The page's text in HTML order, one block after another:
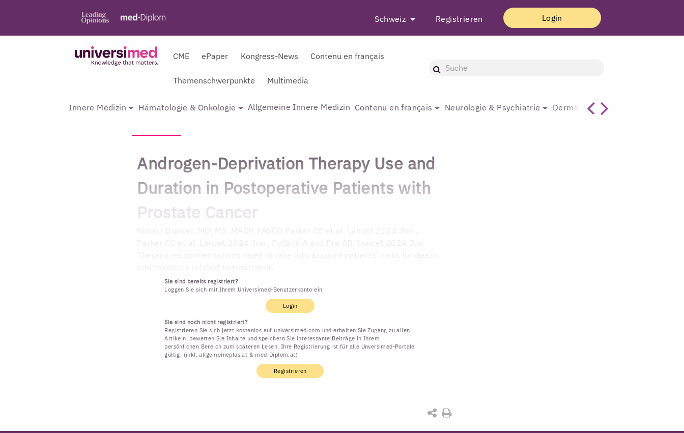
Schweiz Registrieren Login
CME ePaper Kongress-News Contenu en français
Themenschwerpunkte Multimedia
Innere Medizin Hämatologie & Onkologie Allgemeine Innere Medizin Contenu en français Neurologie & Psychiatrie Dermatologie & Plastische
Androgen-Deprivation Therapy Use and
Duration in Postoperative Patients with
Prostate Cancer
Sie sind bereits registriert?
Loggen Sie sich mit Ihrem Universimed-Benutzerkonto ein:
Login
Sie sind noch nicht registriert?
Registrieren Sie sich jetzt kostenlos auf universimed.com und erhalten Sie Zugang zu allen
Artikeln, bewerten Sie Inhalte und speichern Sie interessante Beiträge in Ihrem
persönlichen Bereich zum späteren Lesen. Ihre Registrierung ist für alle Unversimed-Portale
gültig. (inkl. allgemeineplus.at & med-Diplom.at)
Registrieren